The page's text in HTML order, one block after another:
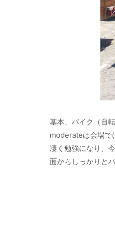
基本、バイク（自
moderateは会場で
凄く勉強になり、
面からしっかりと